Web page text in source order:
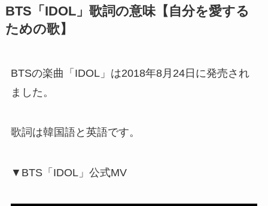
BTS「IDOL」歌詞の意味【自分を愛する
ための歌】
BTSの楽曲「IDOL」は2018年8月24日に発売され
ました。
歌詞は韓国語と英語です。
▼BTS「IDOL」公式MV